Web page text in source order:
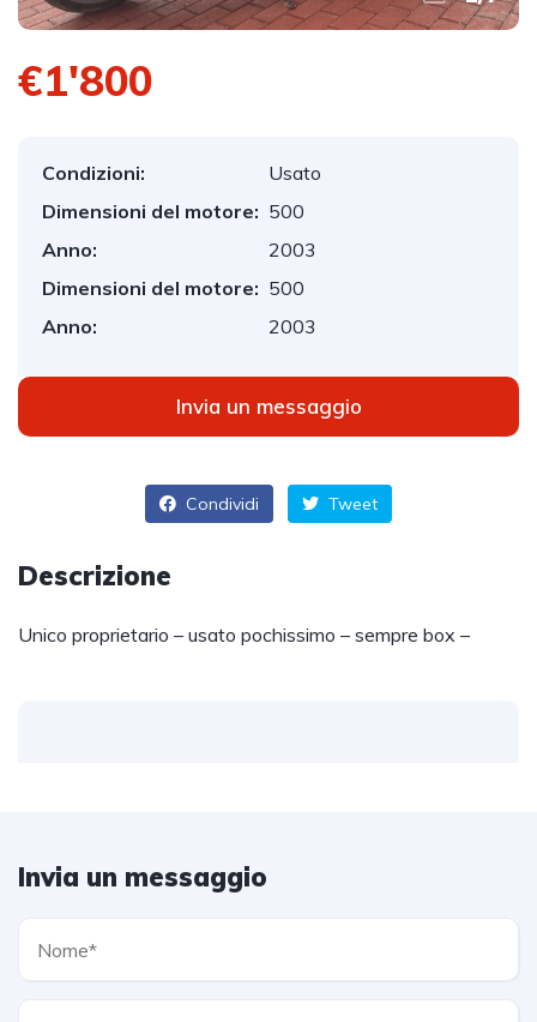
€1'800
Condizioni:
Usato
Dimensioni del motore: 500
Anno:
2003
Dimensioni del motore: 500
Anno:
2003
Invia un messaggio
Condividi Tweet
Descrizione
Unico proprietario – usato pochissimo – sempre box –
Invia un messaggio